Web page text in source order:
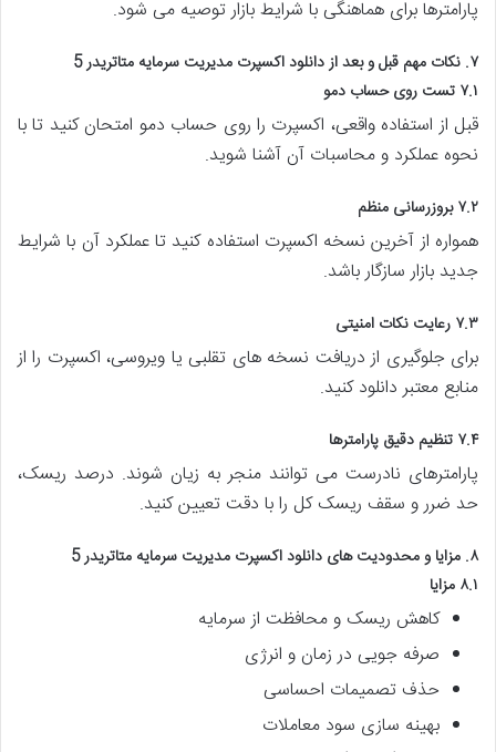
پارامترها برای هماهنگی با شرایط بازار توصیه می شود.
۷. نکات مهم قبل و بعد از دانلود اکسپرت مدیریت سرمایه متاتریدر 5
۷.۱ تست روی حساب دمو
قبل از استفاده واقعی، اکسپرت را روی حساب دمو امتحان کنید تا با
نحوه عملکرد و محاسبات آن آشنا شوید.
۷.۲ بروزرسانی منظم
همواره از آخرین نسخه اکسپرت استفاده کنید تا عملکرد آن با شرایط
جدید بازار سازگار باشد.
۷.۳ رعایت نکات امنیتی
برای جلوگیری از دریافت نسخه های تقلبی یا ویروسی، اکسپرت را از
منابع معتبر دانلود کنید.
۷.۴ تنظیم دقیق پارامترها
پارامترهای نادرست می توانند منجر به زیان شوند. درصد ریسک،
حد ضرر و سقف ریسک کل را با دقت تعیین کنید.
۸. مزایا و محدودیت های دانلود اکسپرت مدیریت سرمایه متاتریدر 5
۸.۱ مزایا
کاهش ریسک و محافظت از سرمایه
صرفه جویی در زمان و انرژی
حذف تصمیمات احساسی
بهینه سازی سود معاملات